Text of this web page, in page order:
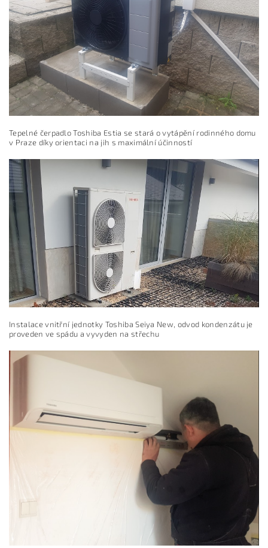
Tepelné čerpadlo Toshiba Estia se stará o vytápění rodinného domu
v Praze díky orientaci na jih s maximální účinností
Instalace vnitřní jednotky Toshiba Seiya New, odvod kondenzátu je
proveden ve spádu a vyvyden na střechu